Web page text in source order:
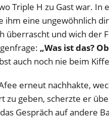
Triple H zu Gast war.
ihm eine ungewöhnlich
überrascht und wich der
„Was ist das?
auch noch nie beim
erneut nachhakte,
zu geben, scherzte er
Gespräch auf andere